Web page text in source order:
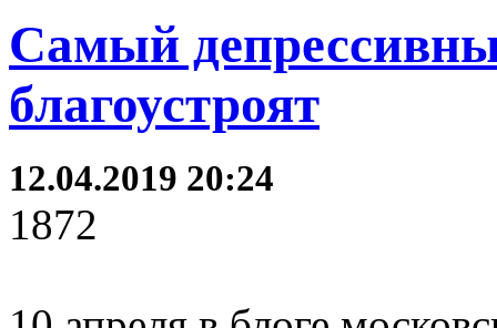
Самый
благоустроят
12.04.2019 20:24
1872